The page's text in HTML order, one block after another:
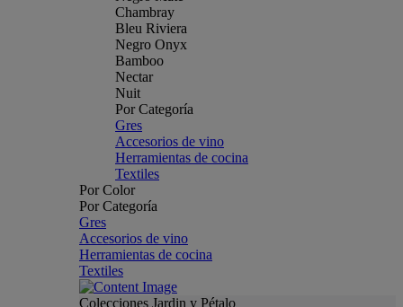
Chambray
Bleu Riviera
Negro Onyx
Bamboo
Nectar
Nuit
Por Categoría
Gres
Accesorios de vino
Herramientas de cocina
Textiles
Por Color
Por Categoría
Gres
Accesorios de vino
Herramientas de cocina
Textiles
Colecciones Jardin y Pétalo